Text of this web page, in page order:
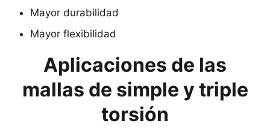
Mayor durabilidad
Mayor flexibilidad
Aplicaciones de las
mallas de simple y triple
torsión